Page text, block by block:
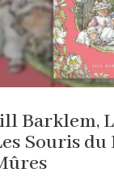
Barklem,
Souris